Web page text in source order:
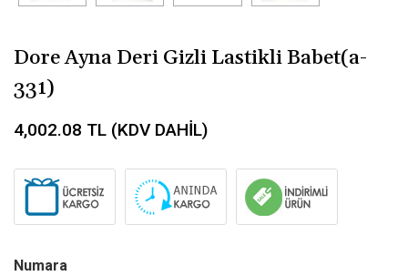
Dore Ayna Deri Gizli Lastikli Babet(a-
331)
4,002.08 TL (KDV DAHİL)
Numara